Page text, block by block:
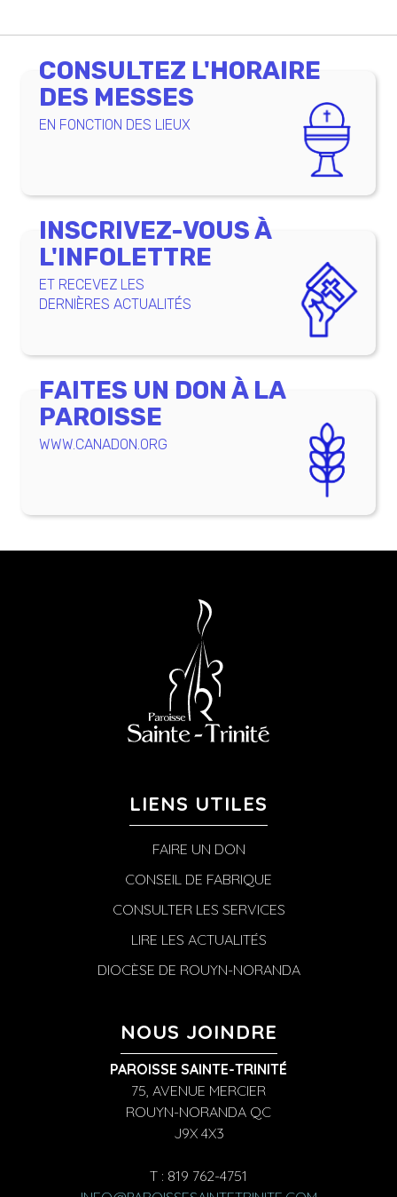
CONSULTEZ L'HORAIRE
DES MESSES
EN FONCTION DES LIEUX
INSCRIVEZ-VOUS À
L'INFOLETTRE
ET RECEVEZ LES
DERNIÈRES ACTUALITÉS
FAITES UN DON À LA
PAROISSE
WWW.CANADON.ORG
LIENS UTILES
FAIRE UN DON
CONSEIL DE FABRIQUE
CONSULTER LES SERVICES
LIRE LES ACTUALITÉS
DIOCÈSE DE ROUYN-NORANDA
NOUS JOINDRE
PAROISSE SAINTE-TRINITÉ
75, AVENUE MERCIER
ROUYN-NORANDA QC
J9X 4X3
T : 819 762-4751